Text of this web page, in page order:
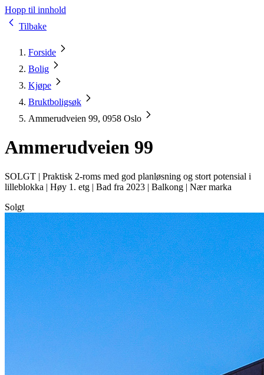
Hopp til innhold
Tilbake
Forside
Bolig
Kjøpe
Bruktboligsøk
Ammerudveien 99, 0958 Oslo
Ammerudveien 99
SOLGT | Praktisk 2-roms med god planløsning og stort potensial i
lilleblokka | Høy 1. etg | Bad fra 2023 | Balkong | Nær marka
Solgt